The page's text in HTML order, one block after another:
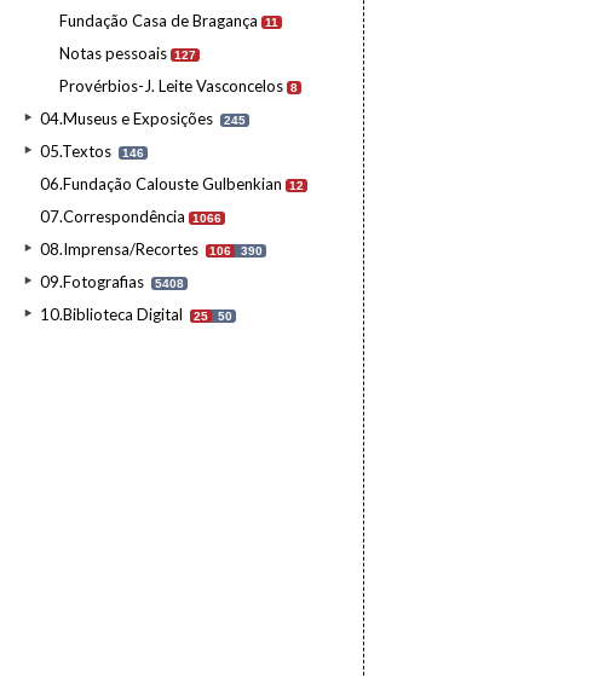
Fundação Casa de Bragança 11
Notas pessoais 127
Provérbios-J. Leite Vasconcelos 8
04.Museus e Exposições 245
05.Textos 146
06.Fundação Calouste Gulbenkian 12
07.Correspondência 1066
08.Imprensa/Recortes 106 390
09.Fotografias 5408
10.Biblioteca Digital 25 50